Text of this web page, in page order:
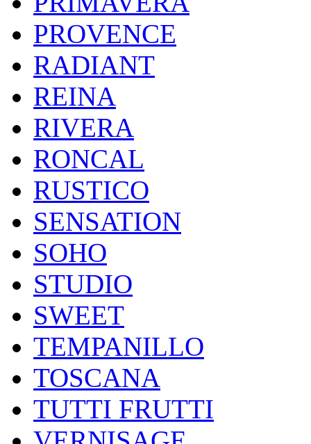
PROVENCE
RADIANT
REINA
RIVERA
RONCAL
RUSTICO
SENSATION
SOHO
STUDIO
SWEET
TEMPANILLO
TOSCANA
TUTTI FRUTTI